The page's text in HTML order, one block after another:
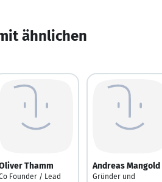
ähnlichen
Thamm
Founder / Lead
Andreas Mangold
Gründer und